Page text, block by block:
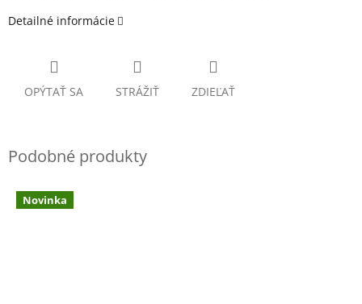
Detailné informácie
OPÝTAŤ SA STRÁŽIŤ ZDIEĽAŤ
Novinka